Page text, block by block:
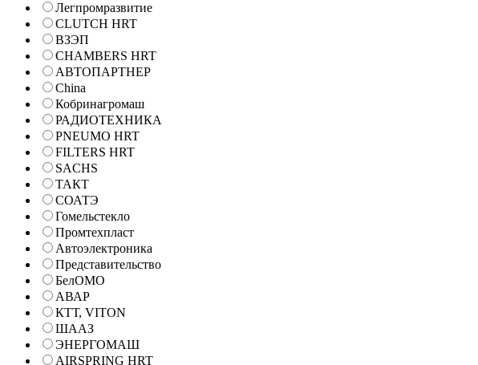
Легпромразвитие
CLUTCH HRT
ВЗЭП
CHAMBERS HRT
АВТОПАРТНЕР
China
Кобринагромаш
РАДИОТЕХНИКА
PNEUMO HRT
FILTERS HRT
SACHS
ТАКТ
СОАТЭ
Гомельстекло
Промтехпласт
Автоэлектроника
Представительство
БелОМО
АВАР
КТТ, VITON
ШААЗ
ЭНЕРГОМАШ
AIRSPRING HRT